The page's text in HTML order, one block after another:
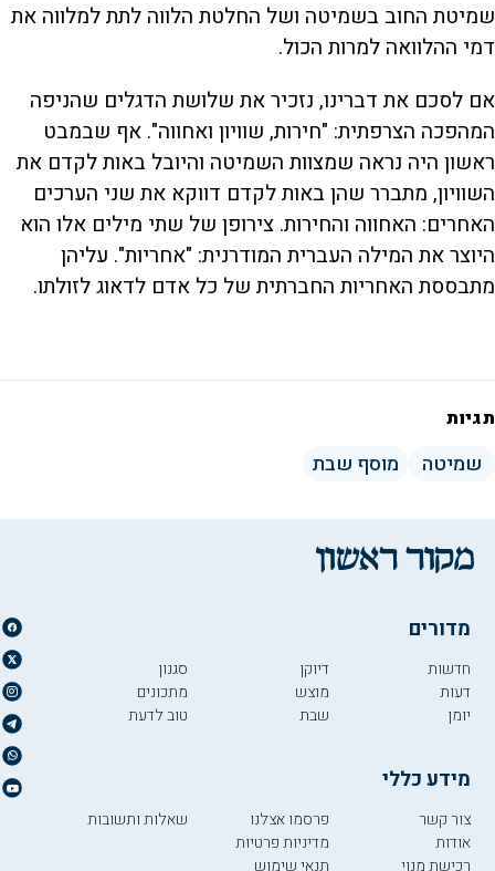
שמיטת החוב בשמיטה ושל החלטת הלווה לתת למלווה את
דמי ההלוואה למרות הכול.
אם לסכם את דברינו, נזכיר את שלושת הדגלים שהניפה
המהפכה הצרפתית: "חירות, שוויון ואחווה". אף שבמבט
ראשון היה נראה שמצוות השמיטה והיובל באות לקדם את
השוויון, מתברר שהן באות לקדם דווקא את שני הערכים
האחרים: האחווה והחירות. צירופן של שתי מילים אלו הוא
היוצר את המילה העברית המודרנית: "אחריות". עליהן
מתבססת האחריות החברתית של כל אדם לדאוג לזולתו.
תגיות
שמיטה מוסף שבת
מדורים
חדשות
דעות
יומן
דיוקן
מוצש
שבת
סגנון
מתכונים
טוב לדעת
מידע כללי
צור קשר
אודות
פרסמו אצלנו
מדיניות פרטיות
שאלות ותשובות